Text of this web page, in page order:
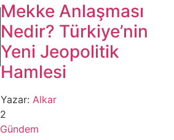
Mekke Anlaşması
Nedir? Türkiye’nin
Yeni Jeopolitik
Hamlesi
Yazar: Alkar
2
Gündem